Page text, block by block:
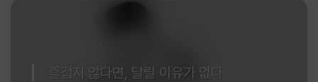
즐겁지 않다면, 달릴 이유가 없다